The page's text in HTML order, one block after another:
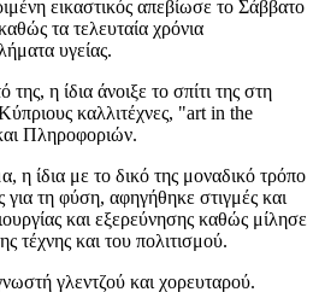
εικαστικός απεβίωσε το Σάββατο
τα τελευταία χρόνια
υγείας.
η ίδια άνοιξε το σπίτι της στη
καλλιτέχνες, "art in the
Πληροφοριών.
η ίδια με το δικό της μοναδικό τρόπο
για τη φύση, αφηγήθηκε στιγμές και
και εξερεύνησης καθώς μίλησε
τέχνης και του πολιτισμού.
γλεντζού και χορευταρού.